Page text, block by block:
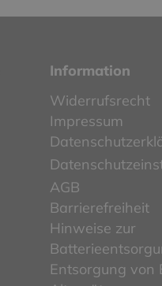
Information
Widerrufsrecht
Impressum
AGB
Barrierefreiheit
Hinweise zur
Entsorgung von